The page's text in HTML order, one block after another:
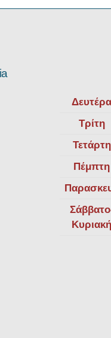
Δευτέρα
Τρίτη
Τετάρτη
Πέμπτη
Κυριακή